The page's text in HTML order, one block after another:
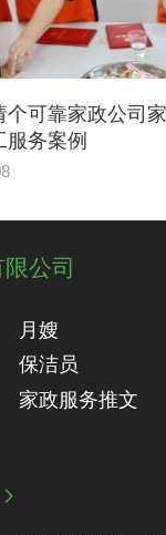
个可靠家政公司家
服务案例
公司
月嫂
保洁员
家政服务推文
